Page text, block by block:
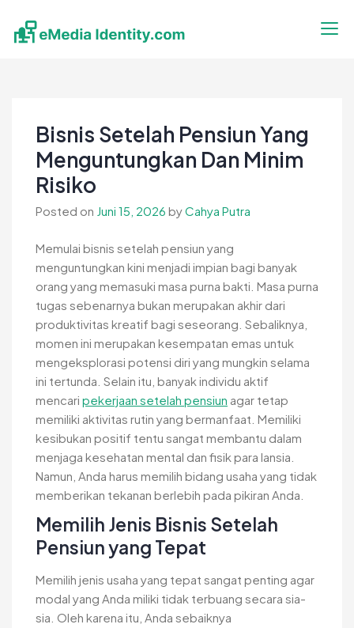
content
Bisnis Setelah Pensiun Yang
Menguntungkan Dan Minim
Risiko
Posted on Juni 15, 2026 byCahya Putra
Memulai bisnis setelah pensiun yang
menguntungkan kini menjadi impian bagi banyak
orang yang memasuki masa purna bakti. Masa purna
tugas sebenarnya bukan merupakan akhir dari
produktivitas kreatif bagi seseorang. Sebaliknya,
momen ini merupakan kesempatan emas untuk
mengeksplorasi potensi diri yang mungkin selama
ini tertunda. Selain itu, banyak individu aktif
mencari pekerjaan setelah pensiun agar tetap
memiliki aktivitas rutin yang bermanfaat. Memiliki
kesibukan positif tentu sangat membantu dalam
menjaga kesehatan mental dan fisik para lansia.
Namun, Anda harus memilih bidang usaha yang tidak
memberikan tekanan berlebih pada pikiran Anda.
Memilih Jenis Bisnis Setelah
Pensiun yang Tepat
Memilih jenis usaha yang tepat sangat penting agar
modal yang Anda miliki tidak terbuang secara sia-
sia. Oleh karena itu, Anda sebaiknya